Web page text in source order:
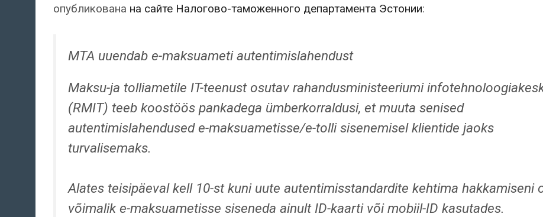
опубликована на сайте Налогово-таможенного департамента Эстонии:
MTA uuendab e-maksuameti autentimislahendust
Maksu-ja tolliametile IT-teenust osutav rahandusministeeriumi
(RMIT) teeb koostöös pankadega ümberkorraldusi, et muuta senised
autentimislahendused e-maksuametisse/e-tolli sisenemisel klientide jaoks
turvalisemaks.
Alates teisipäeval kell 10-st kuni uute autentimisstandardite kehtima hakkamiseni
võimalik e-maksuametisse siseneda ainult ID-kaarti või mobiil-ID kasutades.